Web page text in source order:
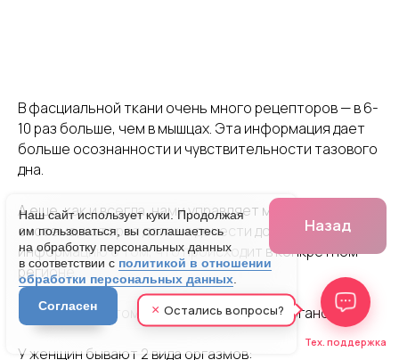
В фасциальной ткани очень много рецепторов — в 6-
10 раз больше, чем в мышцах. Эта информация дает
больше осознанности и чувствительности тазового
дна.
А еще, как и всегда, нами управляет мозг и нервная
система, которая должна донести до мозга
информацию о том, что происходит в конкретном
регионе.
Вспомним анатомию женских половых органов
У женщин бывают 2 вида оргазмов:
× Остались вопросы?
Тех. поддержка